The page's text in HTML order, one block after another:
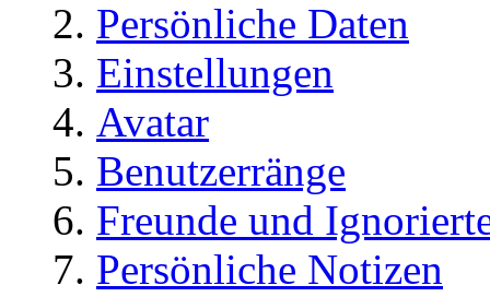
Persönliche Daten
Einstellungen
Avatar
Benutzerränge
Freunde und
Persönliche Notizen